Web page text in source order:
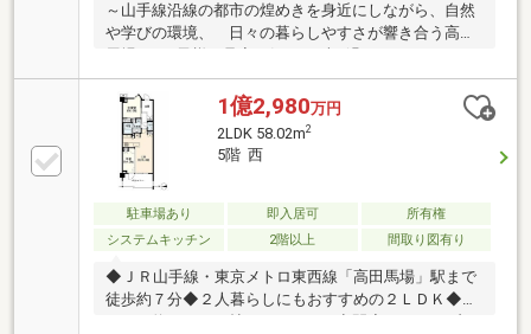
～山手線沿線の都市の煌めきを身近にしながら、自然
や学びの環境、 日々の暮らしやすさが響き合う高田
階住戸■全居室収納■大きなお荷物も収納いただけるサ
ービスルーム（2.0J）■LD横の洋室（4.5J）は引き戸
のため、広々とした1LDKとしてもお使いいただけます
■床暖房2箇所設置（LD・洋室6.0J）■1418のゆったり
とした浴室■LD部分最高天井高 2.450mm■アウトフ
レーム工法によりレイアウトしやすい間取り
1億2,980万円
2LDK 58.02m2
5階 西
駐車場あり 即入居可
所有権
システムキッチン
2階以上 間取り図有り
◆ＪＲ山手線・東京メトロ東西線「高田馬場」駅まで
徒歩約７分◆２人暮らしにもおすすめの２ＬＤＫ◆Ｌ